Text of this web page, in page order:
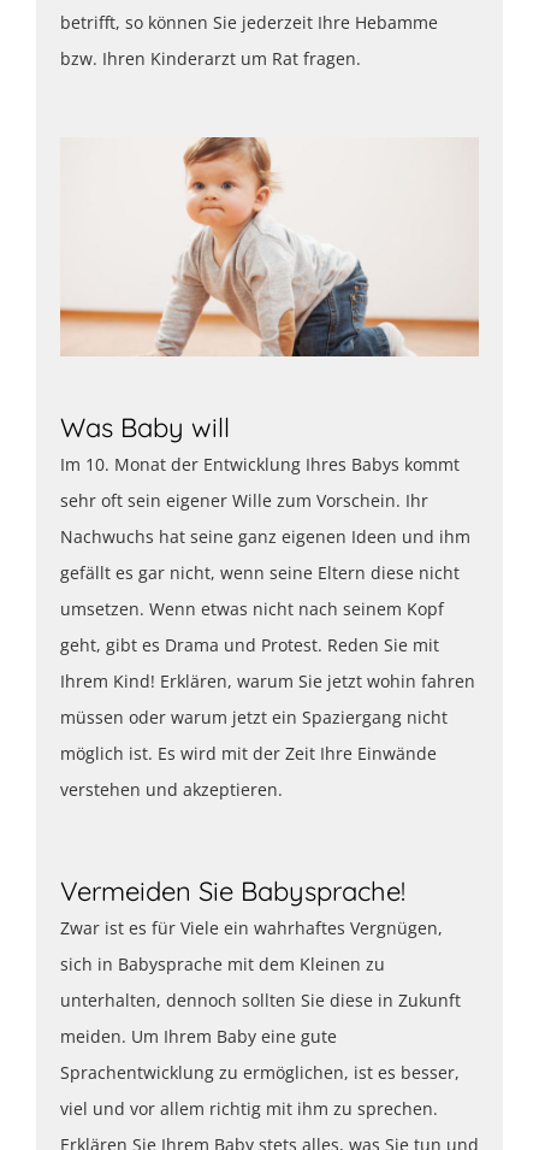
betrifft, so können Sie jederzeit Ihre Hebamme
bzw. Ihren Kinderarzt um Rat fragen.
Was Baby will
Im 10. Monat der Entwicklung Ihres Babys kommt
sehr oft sein eigener Wille zum Vorschein. Ihr
Nachwuchs hat seine ganz eigenen Ideen und ihm
gefällt es gar nicht, wenn seine Eltern diese nicht
umsetzen. Wenn etwas nicht nach seinem Kopf
geht, gibt es Drama und Protest. Reden Sie mit
Ihrem Kind! Erklären, warum Sie jetzt wohin fahren
müssen oder warum jetzt ein Spaziergang nicht
möglich ist. Es wird mit der Zeit Ihre Einwände
verstehen und akzeptieren.
Vermeiden Sie Babysprache!
Zwar ist es für Viele ein wahrhaftes Vergnügen,
sich in Babysprache mit dem Kleinen zu
unterhalten, dennoch sollten Sie diese in Zukunft
meiden. Um Ihrem Baby eine gute
Sprachentwicklung zu ermöglichen, ist es besser,
viel und vor allem richtig mit ihm zu sprechen.
Erklären Sie Ihrem Baby stets alles, was Sie tun und